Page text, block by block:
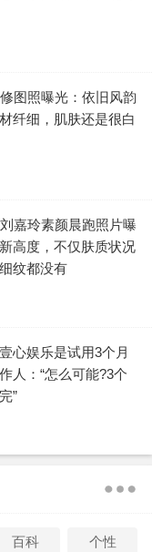
被吴宣仪问想不想要
言：「因为她（女
「不会为了生女
脾气的，我会疯
图照曝光：依旧风韵
纤细，肌肤还是很白
嘉玲素颜晨跑照片曝
高度，不仅肤质状况
纹都没有
心娱乐是试用3个月
人：“怎么可能?3个
”
百科 个性